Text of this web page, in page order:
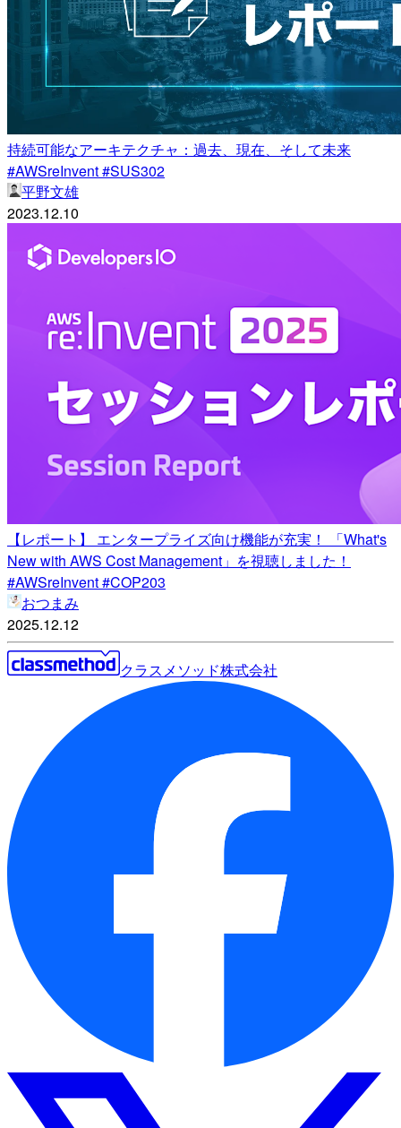
持続可能なアーキテクチャ：過去、現在、そして未来
#AWSreInvent #SUS302
平野文雄
2023.12.10
【レポート】 エンタープライズ向け機能が充実！ 「What's
New with AWS Cost Management」を視聴しました！
#AWSreInvent #COP203
おつまみ
2025.12.12
クラスメソッド株式会社